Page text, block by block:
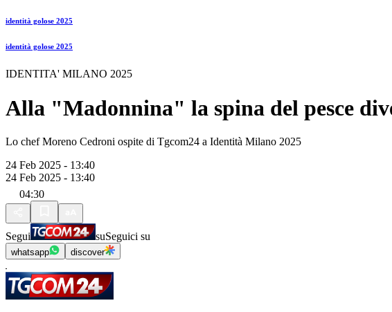
identità golose 2025
identità golose 2025
IDENTITA' MILANO 2025
Alla "Madonnina" la spina del pesce
Lo chef Moreno Cedroni ospite di Tgcom24 a Identità Milano 2025
24 Feb 2025 - 13:40
24 Feb 2025 - 13:40
04:30
Segui suSeguici su
whatsapp discover